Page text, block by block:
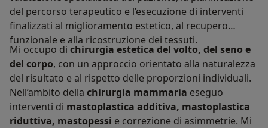
del percorso terapeutico e l’esecuzione di interventi
finalizzati al miglioramento estetico, al recupero
funzionale e alla ricostruzione dei tessuti.
Mi occupo di chirurgia estetica del volto, del seno e
del corpo, con un approccio orientato alla naturalezza
del risultato e al rispetto delle proporzioni individuali.
Nell’ambito della chirurgia mammaria eseguo
interventi di mastoplastica additiva, mastoplastica
riduttiva, mastopessi e correzione di asimmetrie. Mi